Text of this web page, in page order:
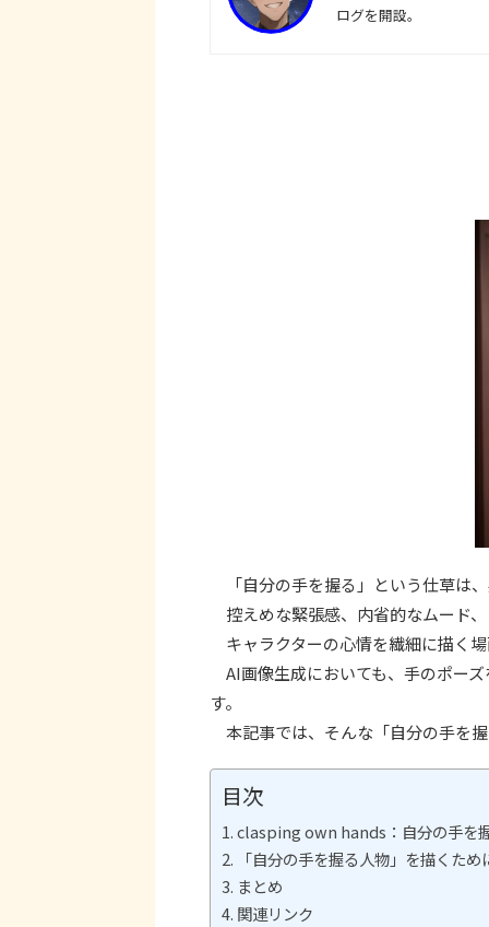
ログを開設。
「自分の手を握る」という仕草は
控えめな緊張感、内省的なムード
キャラクターの心情を繊細に描く
AI画像生成においても、手のポー
す。
本記事では、そんな「自分の手を
目次
clasping own hands：自分の手を
「自分の手を握る人物」を描くた
まとめ
関連リンク